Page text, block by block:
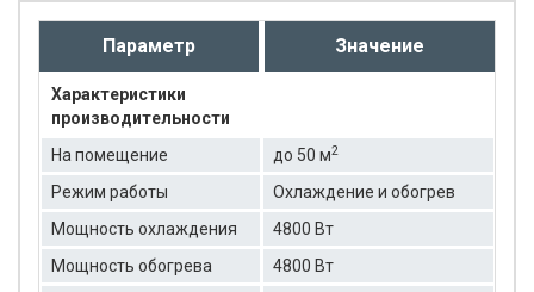
Параметр Значение
Характеристики
производительности
На помещение
до 50 м2
Режим работы
Охлаждение и обогрев
Мощность охлаждения
4800 Вт
Мощность обогрева
4800 Вт